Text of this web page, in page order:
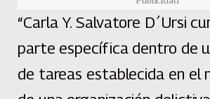
“Carla Y. Salvatore D´Ursi
parte específica dentro de
de tareas establecida en el